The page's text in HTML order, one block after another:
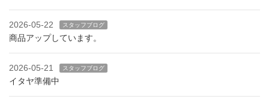
2026-05-22 スタッフブログ
商品アップしています。
2026-05-21 スタッフブログ
イタヤ準備中